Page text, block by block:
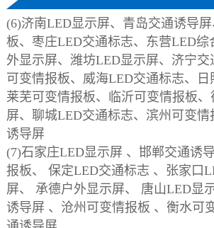
(6)济南LED显示屏、青岛交通诱导
板、枣庄LED交通标志、东营LED综
外显示屏、潍坊LED显示屏、济宁交
可变情报板、威海LED交通标志、日
莱芜可变情报板、临沂可变情报板
屏、聊城LED交通标志、滨州可变情
诱导屏
(7)石家庄LED显示屏 、邯郸交通诱
报板、 保定LED交通标志 、张家口
屏、 承德户外显示屏、 唐山LED显
诱导屏 、沧州可变情报板 、衡水可